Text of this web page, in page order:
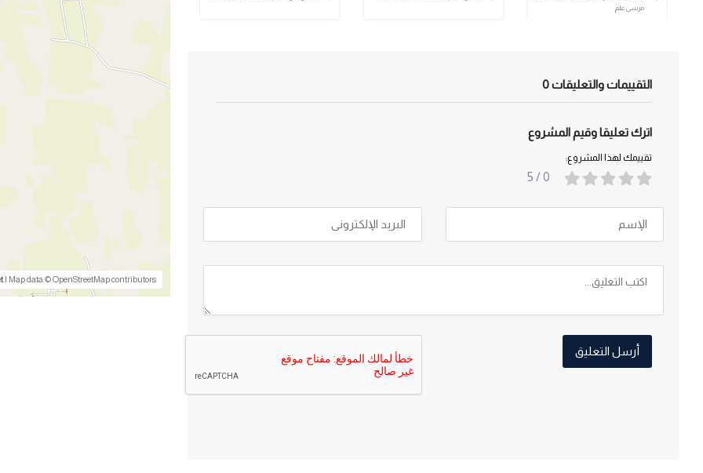
| Map data © OpenStreetMap contributors
مرسى علم
التقييمات والتعليقات0
اترك تعليقا وقيم المشروع
تقييمك لهذا المشروع:
0
/ 5
أرسل التعليق